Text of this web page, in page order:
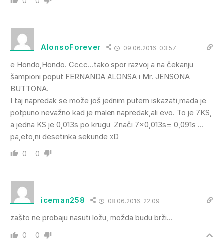
AlonsoForever 09.06.2016. 03:57
e Hondo,Hondo. Cccc…tako spor razvoj a na čekanju
šampioni poput FERNANDA ALONSA i Mr. JENSONA
BUTTONA.
I taj napredak se može još jednim putem iskazati,mada je
potpuno nevažno kad je malen napredak,ali evo. To je 7KS,
a jedna KS je 0,013s po krugu. Znači 7×0,013s= 0,091s …
pa,eto,ni desetinka sekunde xD
0 0
iceman258 08.06.2016. 22:09
zašto ne probaju nasuti ložu, možda budu brži…
0 0